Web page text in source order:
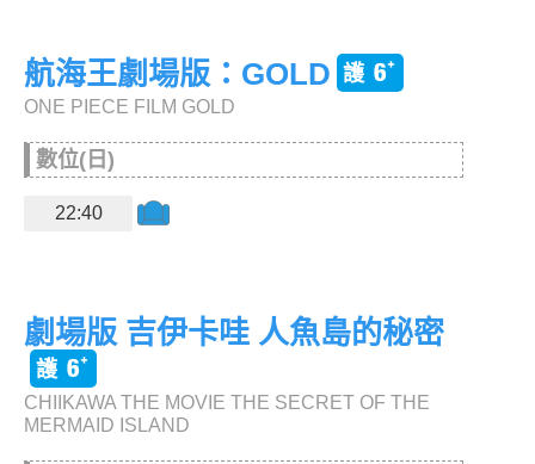
航海王劇場版：GOLD
ONE PIECE FILM GOLD
數位(日)
22:40
劇場版 吉伊卡哇 人魚島的秘密
CHIIKAWA THE MOVIE THE SECRET OF THE
MERMAID ISLAND